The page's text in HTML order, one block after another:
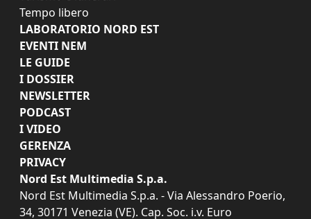
Tempo libero
LABORATORIO NORD EST
EVENTI NEM
LE GUIDE
I DOSSIER
NEWSLETTER
PODCAST
I VIDEO
GERENZA
PRIVACY
Nord Est Multimedia S.p.a.
Nord Est Multimedia S.p.a. - Via Alessandro Poerio,
34, 30171 Venezia (VE). Cap. Soc. i.v. Euro